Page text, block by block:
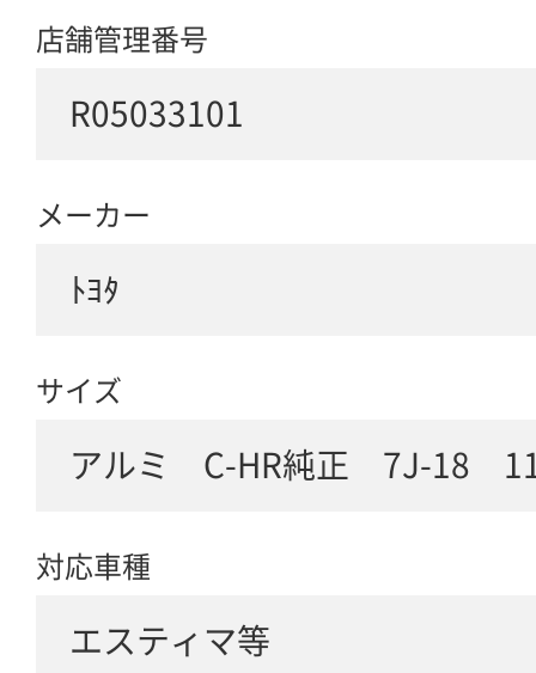
店舗管理番号
R05033101
メーカー
ﾄﾖﾀ
サイズ
アルミ C-HR純正 7J-18
対応車種
エスティマ等